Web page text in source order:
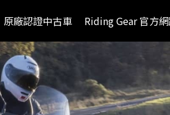
原廠認證中古車 Riding Gear 官方